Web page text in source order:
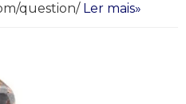
question/ Ler mais»